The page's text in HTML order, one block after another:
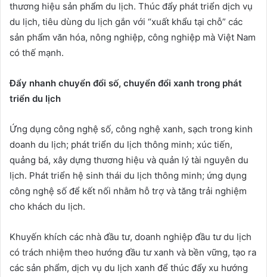
thương hiệu sản phẩm du lịch. Thúc đẩy phát triển dịch vụ
du lịch, tiêu dùng du lịch gắn với “xuất khẩu tại chỗ” các
sản phẩm văn hóa, nông nghiệp, công nghiệp mà Việt Nam
có thế mạnh.
Đẩy nhanh chuyển đổi số, chuyển đổi xanh trong phát
triển du lịch
Ứng dụng công nghệ số, công nghệ xanh, sạch trong kinh
doanh du lịch; phát triển du lịch thông minh; xúc tiến,
quảng bá, xây dựng thương hiệu và quản lý tài nguyên du
lịch. Phát triển hệ sinh thái du lịch thông minh; ứng dụng
công nghệ số để kết nối nhằm hỗ trợ và tăng trải nghiệm
cho khách du lịch.
Khuyến khích các nhà đầu tư, doanh nghiệp đầu tư du lịch
có trách nhiệm theo hướng đầu tư xanh và bền vững, tạo ra
các sản phẩm, dịch vụ du lịch xanh để thúc đẩy xu hướng